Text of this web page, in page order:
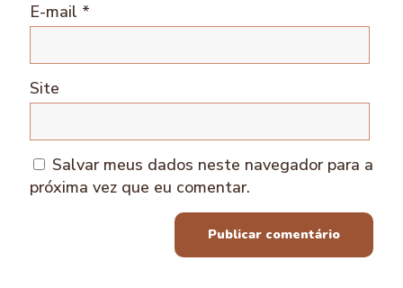
E-mail *
Site
Salvar meus dados neste navegador para a
próxima vez que eu comentar.